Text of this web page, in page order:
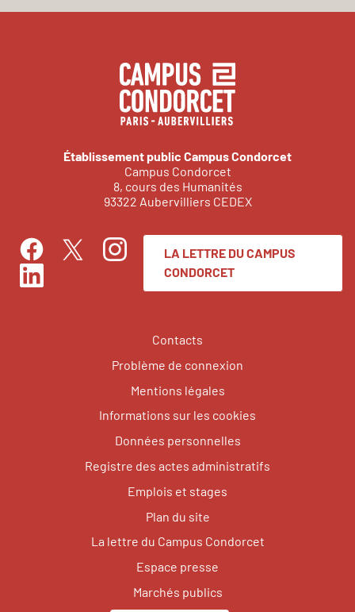
Établissement public Campus Condorcet
Campus Condorcet
8, cours des Humanités
93322 Aubervilliers CEDEX
FacebookTwitterInstagram
LinkedIn
LA LETTRE DU CAMPUS
CONDORCET
Contacts
Problème de connexion
Mentions légales
Informations sur les cookies
Données personnelles
Registre des actes administratifs
Emplois et stages
Plan du site
La lettre du Campus Condorcet
Espace presse
Marchés publics